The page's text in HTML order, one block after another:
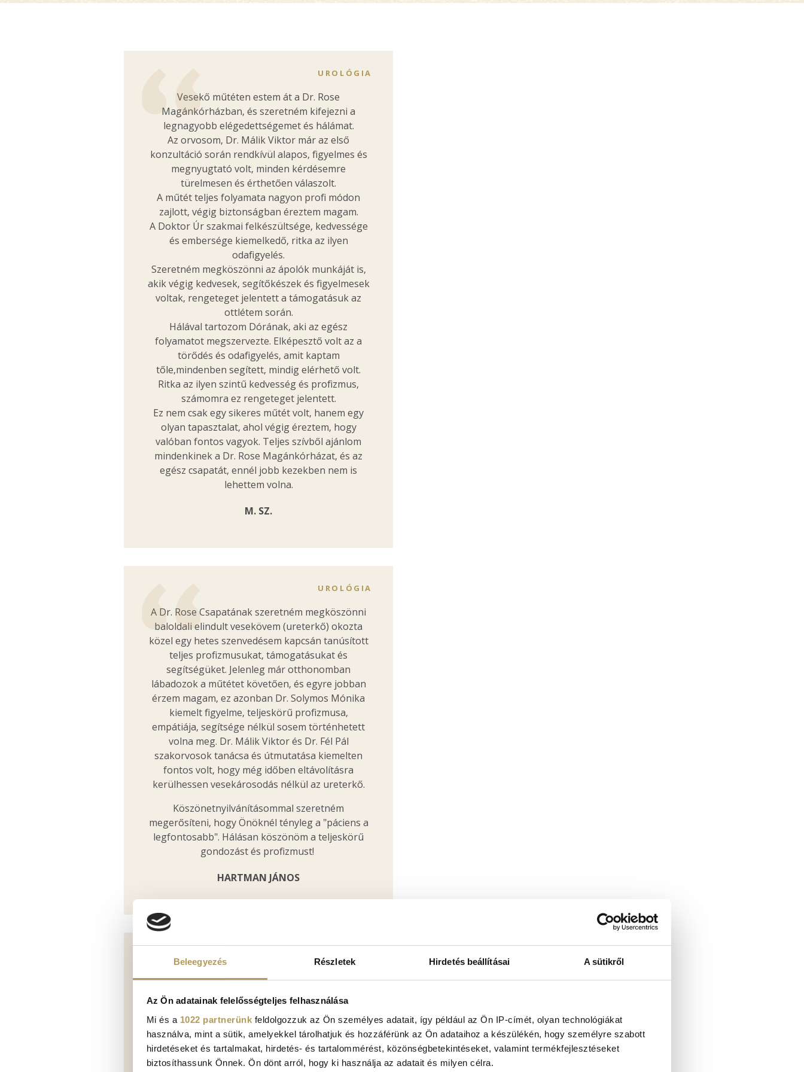
Beleegyezés Részletek Hirdetés beállításai A sütikről
Az Ön adatainak felelősségteljes felhasználása
Mi és a 1022 partnerünk feldolgozzuk az Ön személyes adatait, így például az Ön IP-címét, olyan technológiákat
használva, mint a sütik, amelyekkel tárolhatjuk és hozzáférünk az Ön adataihoz a készülékén, hogy személyre szabott
hirdetéseket és tartalmakat, hirdetés- és tartalommérést, közönségbetekintéseket, valamint termékfejlesztéseket
biztosíthassunk Önnek. Ön dönt arról, hogy ki használja az adatait és milyen célra.
UROLÓGIA
Vesekő műtéten estem át a Dr. Rose
Magánkórházban, és szeretném kifejezni a
legnagyobb elégedettségemet és hálámat.
Az orvosom, Dr. Málik Viktor már az első
konzultáció során rendkívül alapos, figyelmes és
megnyugtató volt, minden kérdésemre
türelmesen és érthetően válaszolt.
A műtét teljes folyamata nagyon profi módon
zajlott, végig biztonságban éreztem magam.
A Doktor Úr szakmai felkészültsége, kedvessége
és embersége kiemelkedő, ritka az ilyen
odafigyelés.
Szeretném megköszönni az ápolók munkáját is,
akik végig kedvesek, segítőkészek és figyelmesek
voltak, rengeteget jelentett a támogatásuk az
ottlétem során.
Hálával tartozom Dórának, aki az egész
folyamatot megszervezte. Elképesztő volt az a
törődés és odafigyelés, amit kaptam
tőle,mindenben segített, mindig elérhető volt.
Ritka az ilyen szintű kedvesség és profizmus,
számomra ez rengeteget jelentett.
Ez nem csak egy sikeres műtét volt, hanem egy
olyan tapasztalat, ahol végig éreztem, hogy
valóban fontos vagyok. Teljes szívből ajánlom
mindenkinek a Dr. Rose Magánkórházat, és az
egész csapatát, ennél jobb kezekben nem is
lehettem volna.
M. SZ.
UROLÓGIA
A Dr. Rose Csapatának szeretném megköszönni
baloldali elindult vesekövem (ureterkő) okozta
közel egy hetes szenvedésem kapcsán tanúsított
teljes profizmusukat, támogatásukat és
segítségüket. Jelenleg már otthonomban
lábadozok a műtétet követően, és egyre jobban
érzem magam, ez azonban Dr. Solymos Mónika
kiemelt figyelme, teljeskörű profizmusa,
empátiája, segítsége nélkül sosem történhetett
volna meg. Dr. Málik Viktor és Dr. Fél Pál
szakorvosok tanácsa és útmutatása kiemelten
fontos volt, hogy még időben eltávolításra
kerülhessen vesekárosodás nélkül az ureterkő.
Köszönetnyilvánításommal szeretném
megerősíteni, hogy Önöknél tényleg a "páciens a
legfontosabb". Hálásan köszönöm a teljeskörű
gondozást és profizmust!
HARTMAN JÁNOS
Műtétemet ifjabb Dr. Hangody László végezte,
professzionális gárda támogatásával. Szavakkal
nem fogalmazható, hogy mennyire hálás vagyok
érte. Szaktudása, gyakorlatiassága, embersége
kiemelkedő, példaértékű! Bár még a lábadozásom
elején járok, de már most érzékelem, hogy
mekkora életminőség javulást kaptam tőle! Csak